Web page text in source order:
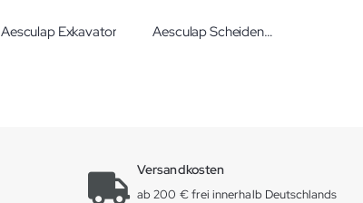
Aesculap Exkavator Aesculap Scheidenspekula Untersuchungsinstrumente für die Gynäkologie von Aesculap
Versandkosten
ab 200 € frei innerhalb Deutschlands